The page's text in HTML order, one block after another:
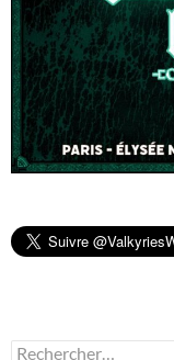
Rechercher :